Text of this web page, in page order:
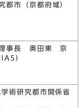
都市（京都府域）
理事長 奥田東 京
）
術研究都市関係省